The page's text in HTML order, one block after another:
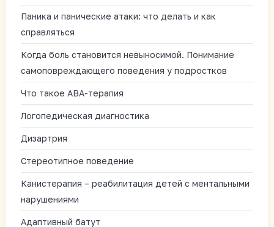
Паника и панические атаки: что делать и как
справляться
Когда боль становится невыносимой. Понимание
самоповреждающего поведения у подростков
Что такое АВА-терапия
Логопедическая диагностика
Дизартрия
Стереотипное поведение
Канистерапия – реабилитация детей с ментальными
нарушениями
Адаптивный батут